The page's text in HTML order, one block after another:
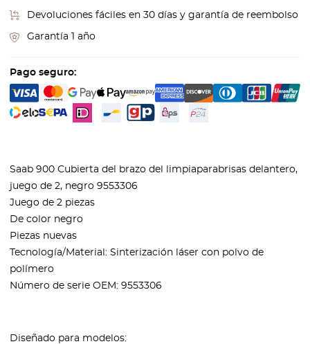
Devoluciones fáciles en 30 días y garantía de reembolso
Garantía 1 año
Pago seguro:
Saab 900 Cubierta del brazo del limpiaparabrisas delantero,
juego de 2, negro 9553306
Juego de 2 piezas
De color negro
Piezas nuevas
Tecnología/Material: Sinterización láser con polvo de
polímero
Número de serie OEM: 9553306
Diseñado para modelos: